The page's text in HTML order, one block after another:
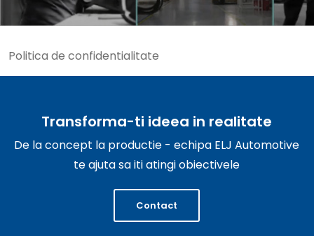
Politica de confidentialitate
Transforma-ti ideea in realitate
De la concept la productie - echipa ELJ Automotive
te ajuta sa iti atingi obiectivele
Contact